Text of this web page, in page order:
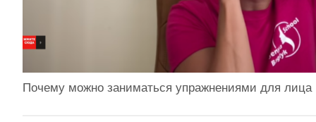
Почему можно заниматься упражнениями для лица